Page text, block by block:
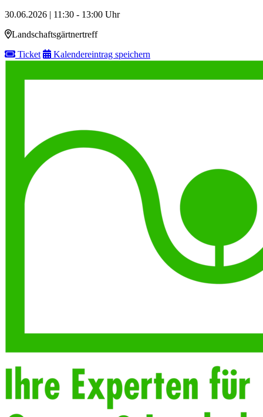
30.06.2026 | 11:30 - 13:00 Uhr
Landschaftsgärtnertreff
Ticket
Kalendereintrag speichern